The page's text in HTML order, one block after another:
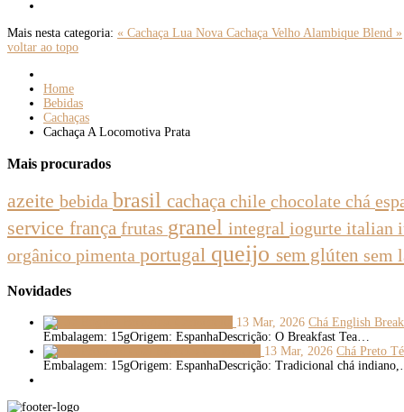
Mais nesta categoria: « Cachaça Lua Nova Cachaça Velho Alambique Blend »
voltar ao topo
Home
Bebidas
Cachaças
Cachaça A Locomotiva Prata
Mais procurados
azeite bebida brasil cachaça chile chocolate chá
service frança frutas granel integral iogurte italian
orgânico pimenta portugal queijo sem glúten sem
Novidades
13 Mar, 2026 Chá English
Embalagem: 15gOrigem: EspanhaDescrição: O Breakfast Tea…
13 Mar, 2026 Chá Preto
Embalagem: 15gOrigem: EspanhaDescrição: Tradicional chá